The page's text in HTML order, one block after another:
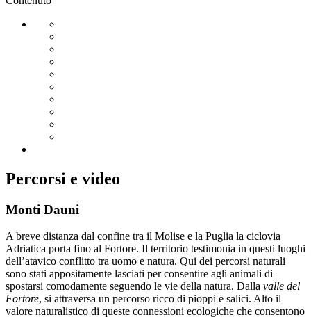
Percorsi e video
Monti Dauni
A breve distanza dal confine tra il Molise e la Puglia la ciclovia
Adriatica porta fino al Fortore. Il territorio testimonia in questi luoghi
dell’atavico conflitto tra uomo e natura. Qui dei percorsi naturali
sono stati appositamente lasciati per consentire agli animali di
spostarsi comodamente seguendo le vie della natura. Dalla valle del
Fortore, si attraversa un percorso ricco di pioppi e salici. Alto il
valore naturalistico di queste connessioni ecologiche che consentono